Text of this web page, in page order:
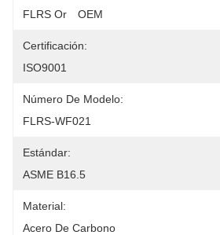
FLRS Or　OEM
Certificación:
ISO9001
Número De Modelo:
FLRS-WF021
Estándar:
ASME B16.5
Material:
Acero De Carbono